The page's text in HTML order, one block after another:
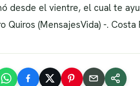
desde el vientre, el cual te
(MensajesVida) -. Costa